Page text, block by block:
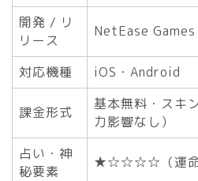
開発 / リ
リース
NetEase
対応機種 iOS・Android
課金形式
基本無料・スキ
力影響なし）
占い・神
秘要素
★☆☆☆☆（運命×